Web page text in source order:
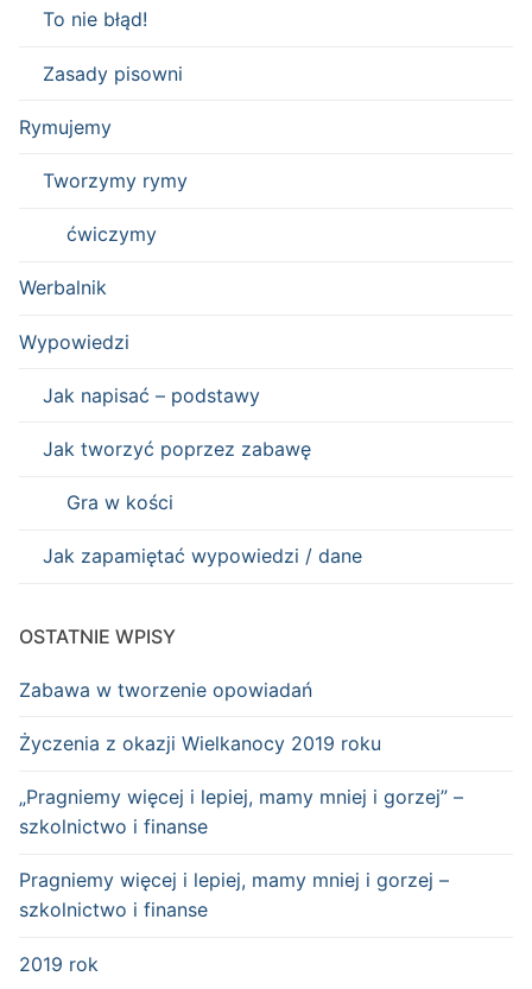
To nie błąd!
Zasady pisowni
Rymujemy
Tworzymy rymy
ćwiczymy
Werbalnik
Wypowiedzi
Jak napisać – podstawy
Jak tworzyć poprzez zabawę
Gra w kości
Jak zapamiętać wypowiedzi / dane
OSTATNIE WPISY
Zabawa w tworzenie opowiadań
Życzenia z okazji Wielkanocy 2019 roku
„Pragniemy więcej i lepiej, mamy mniej i gorzej” –
szkolnictwo i finanse
Pragniemy więcej i lepiej, mamy mniej i gorzej –
szkolnictwo i finanse
2019 rok